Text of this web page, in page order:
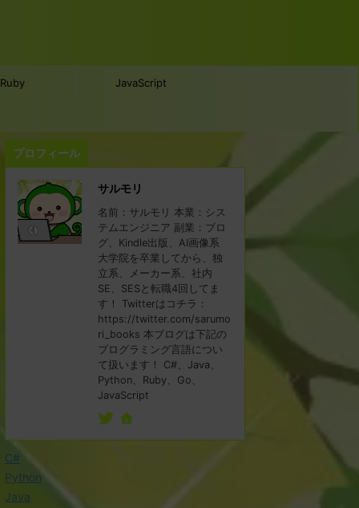
Ruby JavaScript
プロフィール
サルモリ
名前：サルモリ 本業：シス
テムエンジニア 副業：ブロ
グ、Kindle出版、AI画像系
大学院を卒業してから、独
立系、メーカー系、社内
SE、SESと転職4回してま
す！ Twitterはコチラ：
https://twitter.com/sarumo
ri_books 本ブログは下記の
プログラミング言語につい
て扱います！ C#、Java、
Python、Ruby、Go、
JavaScript
C#
Python
Java